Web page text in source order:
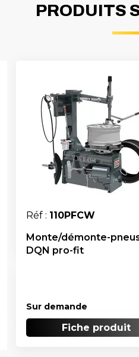
PRODUITS
Réf : 110PFCW
Monte/démonte-
DQN pro-fit
Sur demande
Fiche produit